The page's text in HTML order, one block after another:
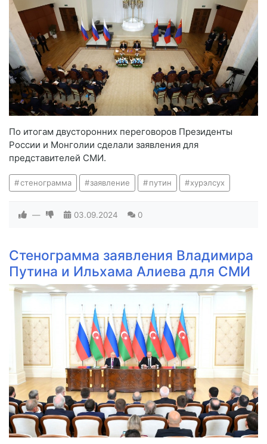
По итогам двусторонних переговоров Президенты
России и Монголии сделали заявления для
представителей СМИ.
стенограмма заявление путин хурэлсух
— 03.09.2024 0
Стенограмма заявления Владимира
Путина и Ильхама Алиева для СМИ